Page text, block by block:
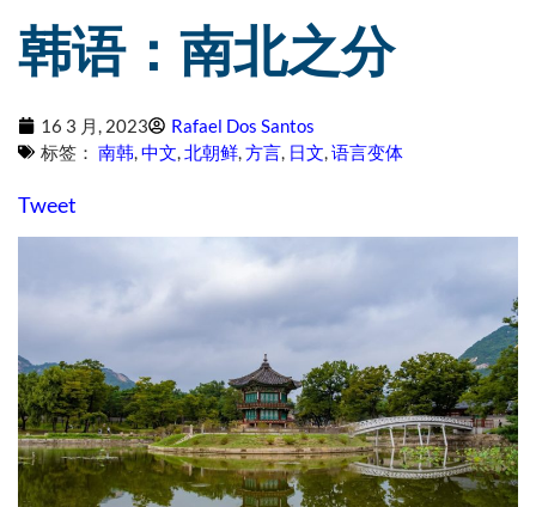
韩语：南北之分
16 3 月, 2023
Rafael Dos Santos
标签： 南韩,中文,北朝鲜,方言, 日文,语言变体
Tweet